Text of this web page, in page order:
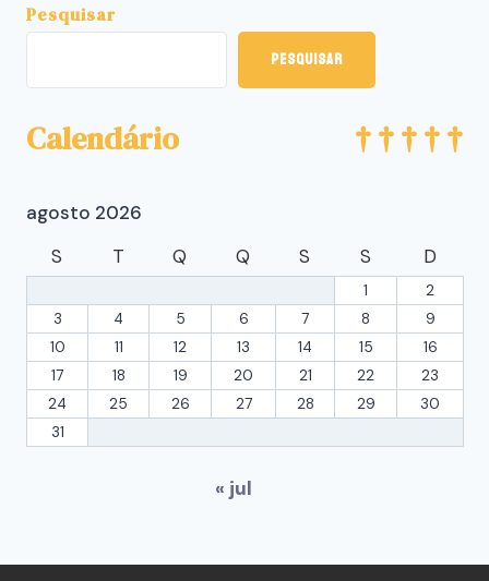
Pesquisar
Pesquisar
Calendário
agosto 2026
S
T Q Q S S D
1
2
3
4 5 6 7 8
9
10
11 12 13 14 15
16
17
18 19 20 21 22
23
24
25 26 27 28 29
30
31
« jul